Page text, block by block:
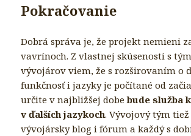
Pokračovanie
Dobrá správa je, že projekt nemieni
vavrínoch. Z vlastnej skúsenosti s
vývojárov viem, že s rozširovaním o
funkčnosť i jazyky je počítané od
určite v najbližšej dobebude služba
v ďalších jazykoch. Vývojový tým
vývojársky blog i fórum a každý s